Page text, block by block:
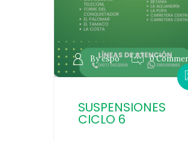
By espo 0
SUSPENSIONES
CICLO 6